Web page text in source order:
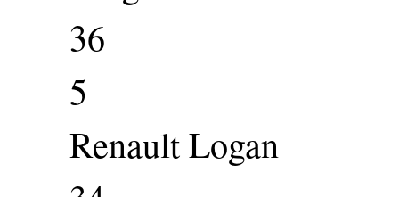
36
5
Renault Logan